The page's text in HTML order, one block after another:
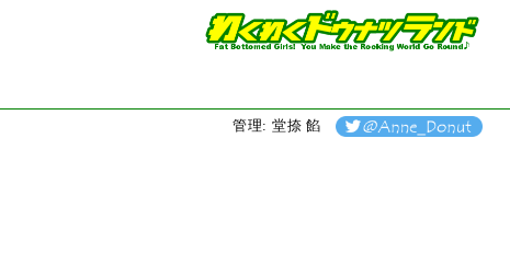
管理: 堂捺 餡